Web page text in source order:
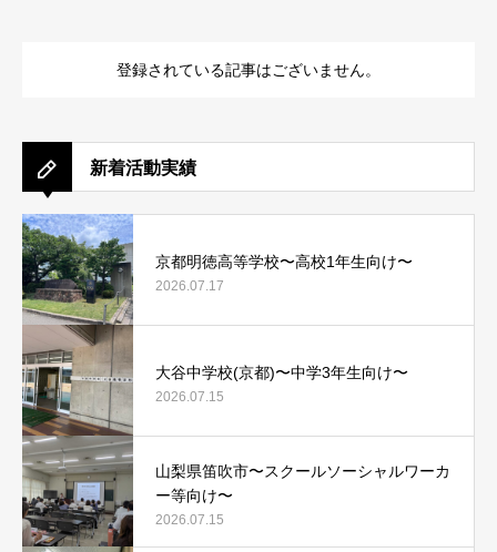
登録されている記事はございません。
新着活動実績
京都明徳高等学校〜高校1年生向け〜
2026.07.17
大谷中学校(京都)〜中学3年生向け〜
2026.07.15
山梨県笛吹市〜スクールソーシャルワーカ
ー等向け〜
2026.07.15